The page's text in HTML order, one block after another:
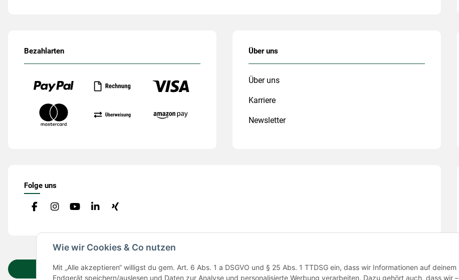
Wie wir Cookies & Co nutzen
Mit „Alle akzeptieren“ willigst du gem. Art. 6 Abs. 1 a DSGVO und § 25 Abs. 1 TTDSG ein, dass wir Informationen auf deinem
Endgerät speichern/auslesen und Daten zur Analyse und personalisierte Werbung verarbeiten. Dazu gehört auch, dass wir –
Bezahlarten Über uns
Über uns
Karriere
Newsletter
Folge uns
Vertrag widerrufen